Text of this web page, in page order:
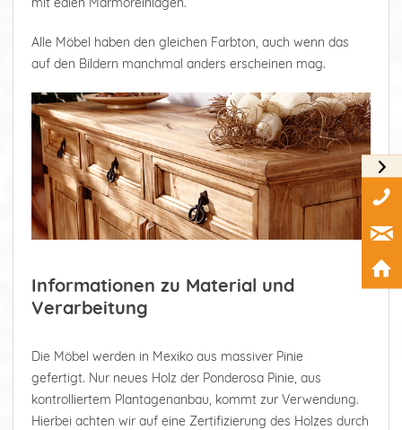
Alle Möbel haben den gleichen Farbton, auch wenn das
auf den Bildern manchmal anders erscheinen mag.
Informationen zu Material und
Verarbeitung
Die Möbel werden in Mexiko aus massiver Pinie
gefertigt. Nur neues Holz der Ponderosa Pinie, aus
kontrolliertem Plantagenanbau, kommt zur Verwendung.
Hierbei achten wir auf eine Zertifizierung des Holzes durch